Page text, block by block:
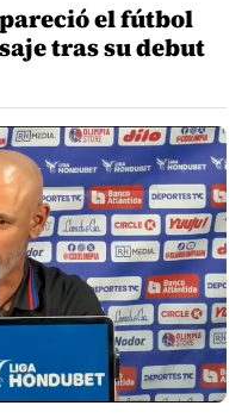
el fútbol
tras su debut